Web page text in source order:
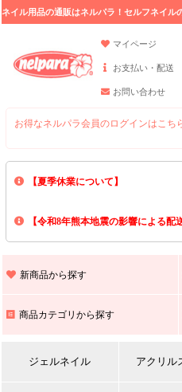
ネイル用品の通販はネルパラ！セルフネイ
マイページ
お支払い・配送
お問い合わせ
お得なネルパラ会員のログインはこち
【夏季休業について】
8/13(木)～8/16(日)の間｢出荷業務・
上記期間中のご注文・お問い合わせ
【令和8年熊本地震の影響による配
また､ 九州全域でお荷物のお届けに
新商品から探す
商品カテゴリから探す
ジェルネイル アクリル